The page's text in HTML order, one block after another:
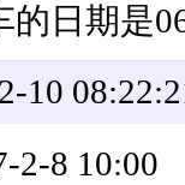
的日期是
10
2-8 10:00